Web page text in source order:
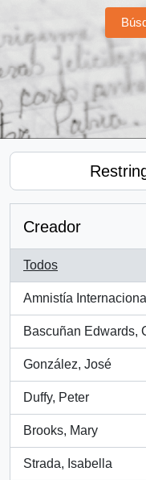
Creador
Todos
Amnistía Internacional
, 105 resultados
Bascuñan Edwards,
, 1 resultados
González, José
, 1 resultados
Duffy, Peter
, 1 resultados
Brooks, Mary
, 1 resultados
Strada, Isabella
, 1 resultados